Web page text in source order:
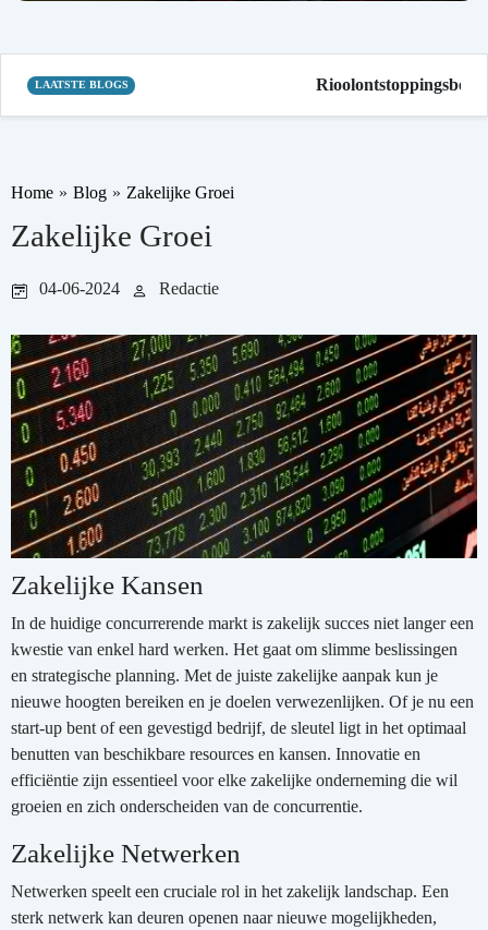
LAATSTE BLOGS
Home » Blog » Zakelijke Groei
Zakelijke Groei
04-06-2024 Redactie
Zakelijke Kansen
In de huidige concurrerende markt is zakelijk succes niet langer een
kwestie van enkel hard werken. Het gaat om slimme beslissingen
en strategische planning. Met de juiste zakelijke aanpak kun je
nieuwe hoogten bereiken en je doelen verwezenlijken. Of je nu een
start-up bent of een gevestigd bedrijf, de sleutel ligt in het optimaal
benutten van beschikbare resources en kansen. Innovatie en
efficiëntie zijn essentieel voor elke zakelijke onderneming die wil
groeien en zich onderscheiden van de concurrentie.
Zakelijke Netwerken
Netwerken speelt een cruciale rol in het zakelijk landschap. Een
sterk netwerk kan deuren openen naar nieuwe mogelijkheden,